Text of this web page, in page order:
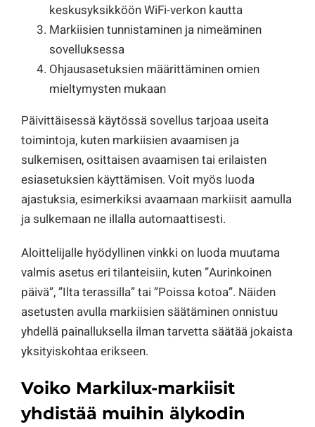
keskusyksikköön WiFi-verkon kautta
Markiisien tunnistaminen ja nimeäminen
sovelluksessa
Ohjausasetuksien määrittäminen omien
mieltymysten mukaan
Päivittäisessä käytössä sovellus tarjoaa useita
toimintoja, kuten markiisien avaamisen ja
sulkemisen, osittaisen avaamisen tai erilaisten
esiasetuksien käyttämisen. Voit myös luoda
ajastuksia, esimerkiksi avaamaan markiisit aamulla
ja sulkemaan ne illalla automaattisesti.
Aloittelijalle hyödyllinen vinkki on luoda muutama
valmis asetus eri tilanteisiin, kuten ”Aurinkoinen
päivä”, ”Ilta terassilla” tai ”Poissa kotoa”. Näiden
asetusten avulla markiisien säätäminen onnistuu
yhdellä painalluksella ilman tarvetta säätää jokaista
yksityiskohtaa erikseen.
Voiko Markilux-markiisit
yhdistää muihin älykodin